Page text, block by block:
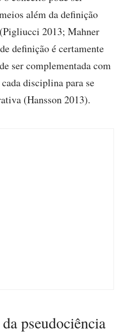
além da definição
2013; Mahner
definição é certamente
ser complementada com
disciplina para se
(Hansson 2013).
pseudociência